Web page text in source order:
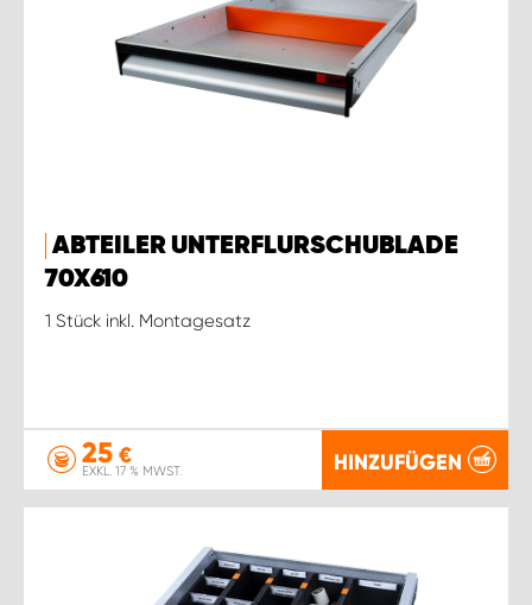
ABTEILER UNTERFLURSCHUBLADE
70X610
1 Stück inkl. Montagesatz
25 €
EXKL. 17 % MWST. HINZUFÜGEN